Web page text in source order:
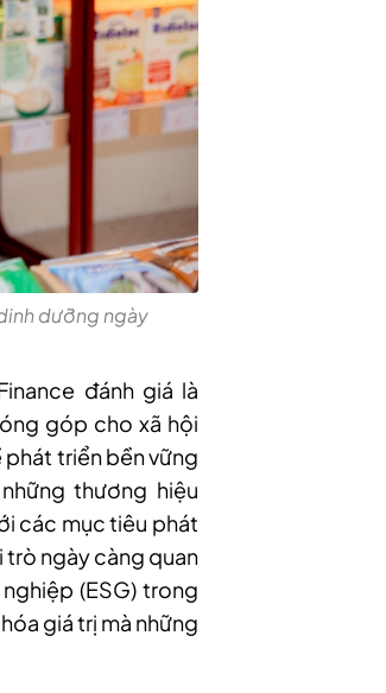
dưỡng ngày
đánh giá là
góp cho xã hội
triển bền vững
thương hiệu
các mục tiêu phát
trò ngày càng quan
(ESG) trong
giá trị mà những